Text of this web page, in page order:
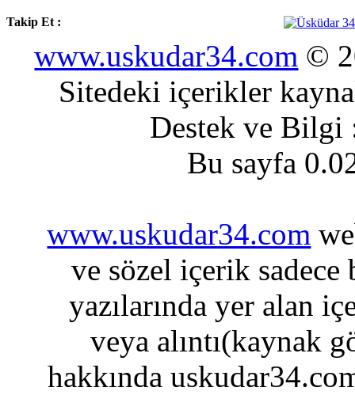
Takip Et :
www.uskudar34.com ©
Sitedeki içerikler
Destek ve
Bu sayfa
www.uskudar34.com
ve sözel içerik sadece
yazılarında yer alan
veya alıntı(kaynak
hakkında